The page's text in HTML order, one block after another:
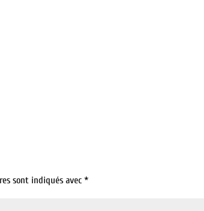
sont indiqués avec*